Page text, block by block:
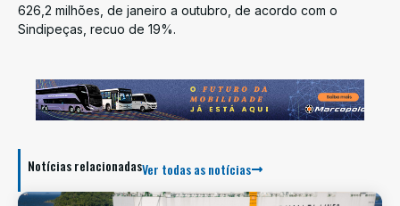
626,2 milhões, de janeiro a outubro, de acordo com o
Sindipeças, recuo de 19%.
Notícias relacionadasVer todas as notícias